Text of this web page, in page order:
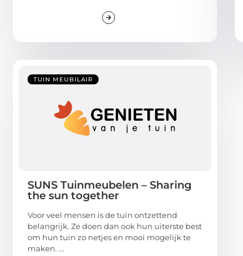
TUIN MEUBILAIR
SUNS Tuinmeubelen – Sharing
the sun together
Voor veel mensen is de tuin ontzettend
belangrijk. Ze doen dan ook hun uiterste best
om hun tuin zo netjes en mooi mogelijk te
maken. ...